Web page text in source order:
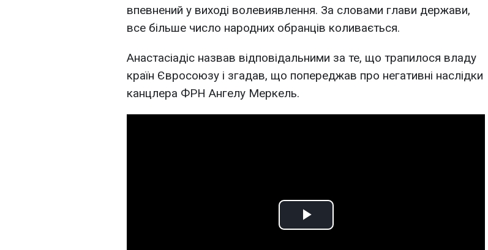
впевнений у виході волевиявлення. За словами глави держави,
все більше число народних обранців коливається.
Анастасіадіс назвав відповідальними за те, що трапилося владу
країн Євросоюзу і згадав, що попереджав про негативні наслідки
канцлера ФРН Ангелу Меркель.
Play